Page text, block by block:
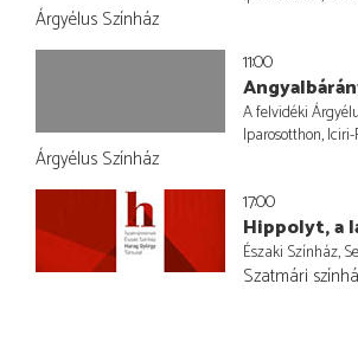
Árgyélus Színház
11:00
A felvidéki
Iparosotthon,
Árgyélus Színház
17:00
Hippolyt, a
Északi Színház,
Szatmári